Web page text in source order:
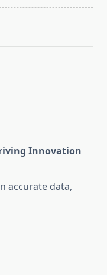
Innovation
accurate data,